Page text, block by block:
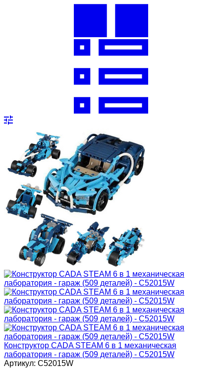
Конструктор CADA STEAM 6 в 1 механическая
лаборатория - гараж (509 деталей) - C52015W
Артикул: C52015W